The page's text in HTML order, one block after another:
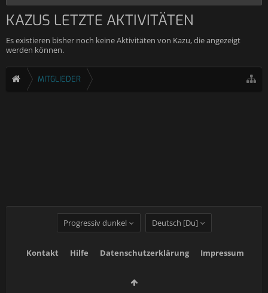
KAZUS LETZTE AKTIVITÄTEN
Es existieren bisher noch keine Aktivitäten von Kazu, die angezeigt
werden können.
MITGLIEDER
Progressiv dunkel Deutsch [Du]
Kontakt Hilfe Datenschutzerklärung Impressum